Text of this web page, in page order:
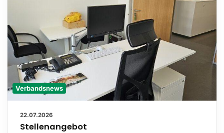
Verbandsnews
22.07.2026
Stellenangebot